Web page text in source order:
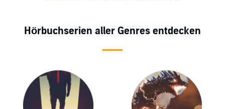
Hörbuchserien aller Genres entdecken